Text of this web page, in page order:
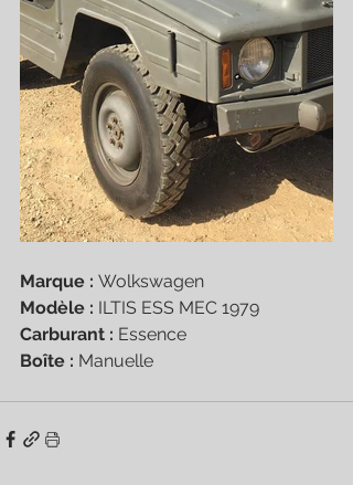
Marque : Wolkswagen
Modèle : ILTIS ESS MEC 1979
Carburant : Essence
Boîte : Manuelle